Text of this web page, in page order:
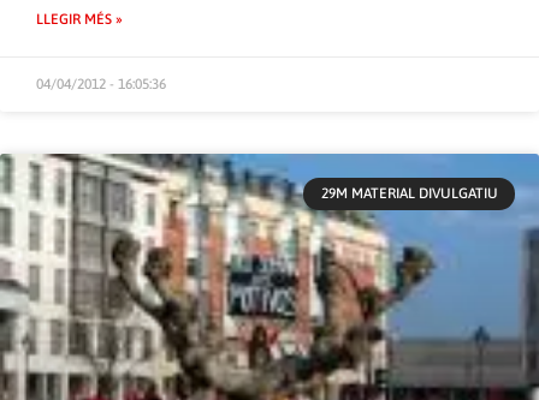
LLEGIR MÉS »
04/04/2012 - 16:05:36
29M MATERIAL DIVULGATIU